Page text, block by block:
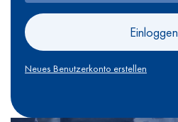
Einloggen
Neues Benutzerkonto erstellen